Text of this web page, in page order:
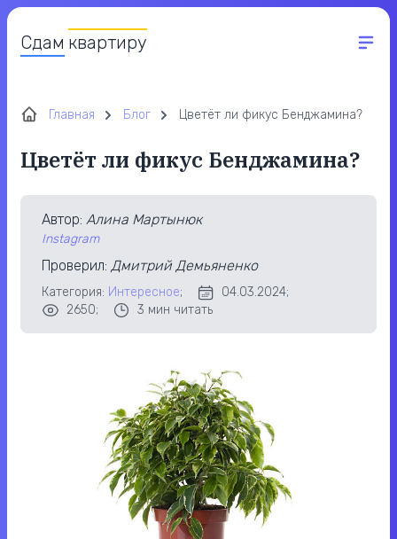
Сдам квартиру
Главная Блог Цветёт ли фикус Бенджамина?
Цветёт ли фикус Бенджамина?
Автор: Алина Мартынюк
Instagram
Проверил: Дмитрий Демьяненко
Категория: Интересное;
04.03.2024;
2650;
3 мин читать